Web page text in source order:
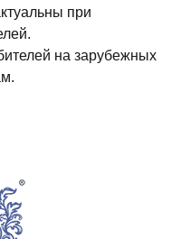
при
на зарубежных